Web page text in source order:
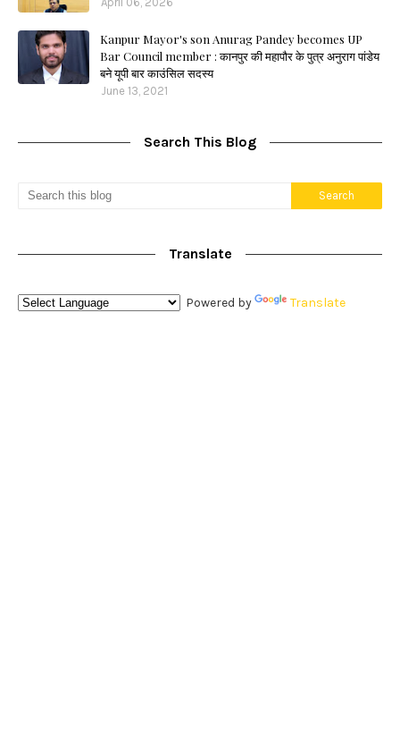
Kanpur Mayor's son Anurag Pandey becomes UP
Bar Council member : कानपुर की महापौर के पुत्र अनुराग पांडेय
बने यूपी बार काउंसिल सदस्य
June 13, 2021
Search This Blog
Translate
Powered by Translate